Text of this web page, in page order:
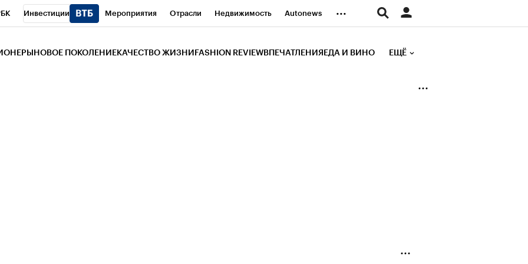
Инвестиции Мероприятия Отрасли Недвижимость Autonews ...
НОВОЕ ПОКОЛЕНИЕ КАЧЕСТВО ЖИЗНИ FASHION REVIEW ВПЕЧАТЛЕНИЯ ЕДА И ВИНО ЕЩЁ